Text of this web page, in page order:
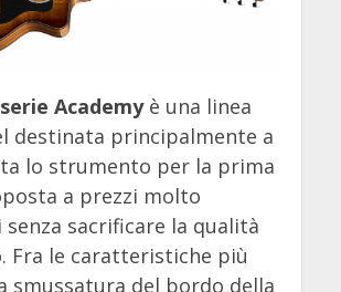
serie Academyè una linea
destinata principalmente a
lo strumento per la prima
a prezzi molto
sacrificare la qualità
Fra le caratteristiche più
smussatura del bordo della